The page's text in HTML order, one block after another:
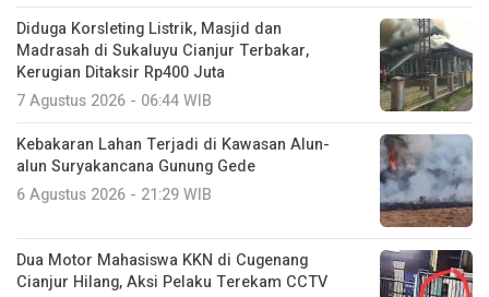
Diduga Korsleting Listrik, Masjid dan
Madrasah di Sukaluyu Cianjur Terbakar,
Kerugian Ditaksir Rp400 Juta
7 Agustus 2026 - 06:44 WIB
Kebakaran Lahan Terjadi di Kawasan Alun-
alun Suryakancana Gunung Gede
6 Agustus 2026 - 21:29 WIB
Dua Motor Mahasiswa KKN di Cugenang
Cianjur Hilang, Aksi Pelaku Terekam CCTV